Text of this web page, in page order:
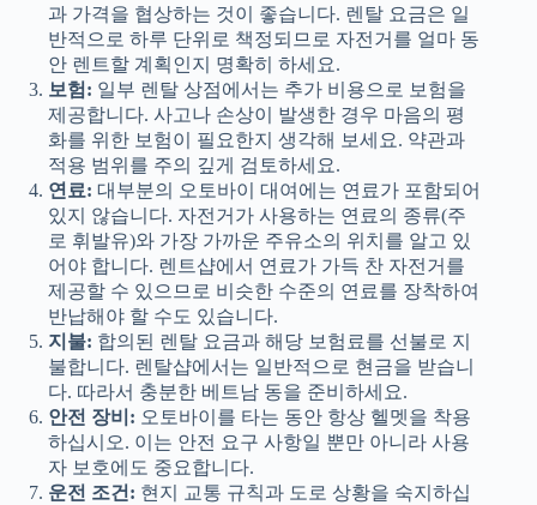
과 가격을 협상하는 것이 좋습니다. 렌탈 요금은 일
반적으로 하루 단위로 책정되므로 자전거를 얼마 동
안 렌트할 계획인지 명확히 하세요.
보험: 일부 렌탈 상점에서는 추가 비용으로 보험을
제공합니다. 사고나 손상이 발생한 경우 마음의 평
화를 위한 보험이 필요한지 생각해 보세요. 약관과
적용 범위를 주의 깊게 검토하세요.
연료: 대부분의 오토바이 대여에는 연료가 포함되어
있지 않습니다. 자전거가 사용하는 연료의 종류(주
로 휘발유)와 가장 가까운 주유소의 위치를 ​​알고 있
어야 합니다. 렌트샵에서 연료가 가득 찬 자전거를
제공할 수 있으므로 비슷한 수준의 연료를 장착하여
반납해야 할 수도 있습니다.
지불: 합의된 렌탈 요금과 해당 보험료를 선불로 지
불합니다. 렌탈샵에서는 일반적으로 현금을 받습니
다. 따라서 충분한 베트남 동을 준비하세요.
안전 장비: 오토바이를 타는 동안 항상 헬멧을 착용
하십시오. 이는 안전 요구 사항일 뿐만 아니라 사용
자 보호에도 중요합니다.
운전 조건: 현지 교통 규칙과 도로 상황을 숙지하십